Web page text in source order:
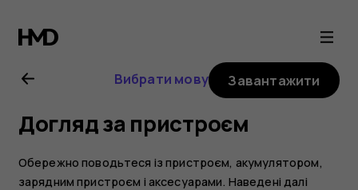
Посібник
користувача
Nokia
G21
Вибрати мову Завантажити
Догляд за пристроєм
Обережно поводьтеся із пристроєм, акумулятором,
зарядним пристроєм і аксесуарами. Наведені далі